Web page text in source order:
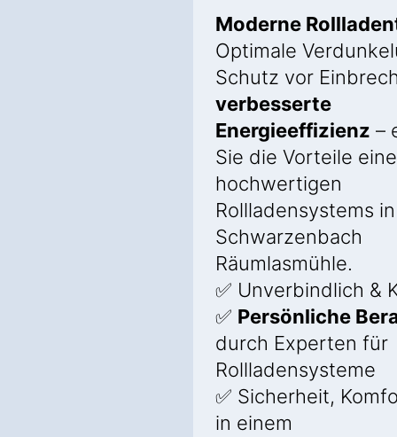
Moderne
Optimale
Schutz vor
verbesserte
Energieeffizienz –
Sie die Vorteile
hochwertigen
Rollladensystems in
Schwarzenbach
Räumlasmühle.
✅ Unverbindlich &
✅ Persönliche
durch Experten für
Rollladensysteme
✅ Sicherheit,
in einem